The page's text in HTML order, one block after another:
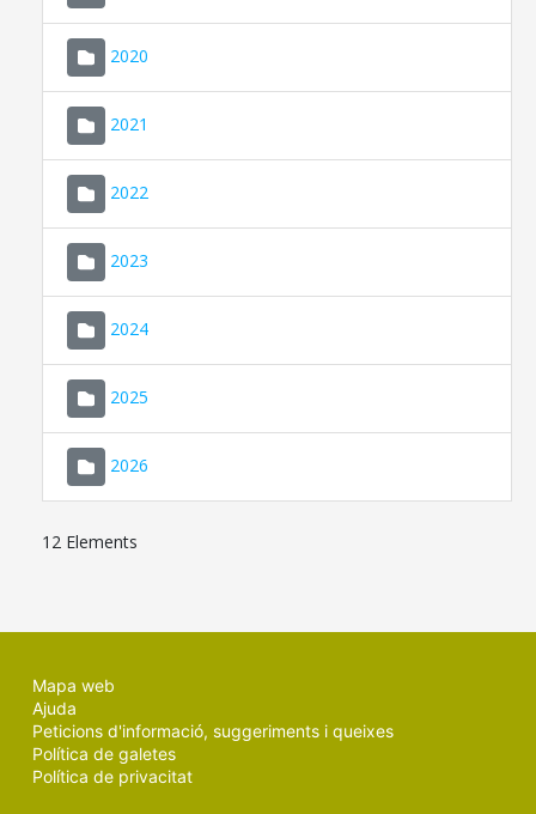
2020
2021
2022
2023
2024
2025
2026
12 Elements
Mapa web
Ajuda
Peticions d'informació, suggeriments i queixes
Política de galetes
Política de privacitat